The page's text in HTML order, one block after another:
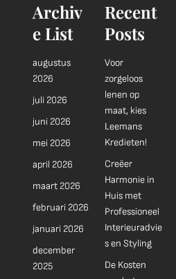
Archiv
e List
augustus
2026
juli 2026
juni 2026
mei 2026
april 2026
maart 2026
februari 2026
januari 2026
december
2025
Recent
Posts
Voor
zorgeloos
lenen op
maat, kies
Leemans
Kredieten!
Creëer
Harmonie in
Huis met
Professioneel
Interieuradvie
s en Styling
De Kosten